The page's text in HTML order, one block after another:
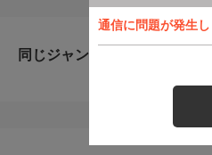
通信に問題が発生
同じジャンルのおすすめ番組